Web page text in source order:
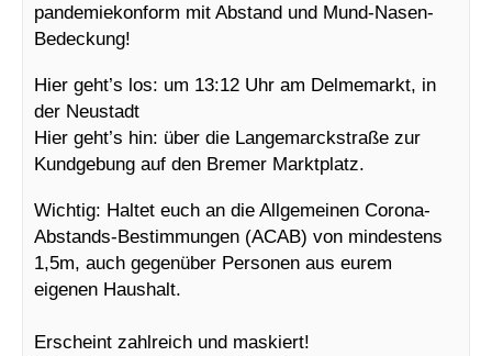
pandemiekonform mit Abstand und Mund-Nasen-
Bedeckung!
Hier geht’s los: um 13:12 Uhr am Delmemarkt, in
der Neustadt
Hier geht’s hin: über die Langemarckstraße zur
Kundgebung auf den Bremer Marktplatz.
Wichtig: Haltet euch an die Allgemeinen Corona-
Abstands-Bestimmungen (ACAB) von mindestens
1,5m, auch gegenüber Personen aus eurem
eigenen Haushalt.
Erscheint zahlreich und maskiert!